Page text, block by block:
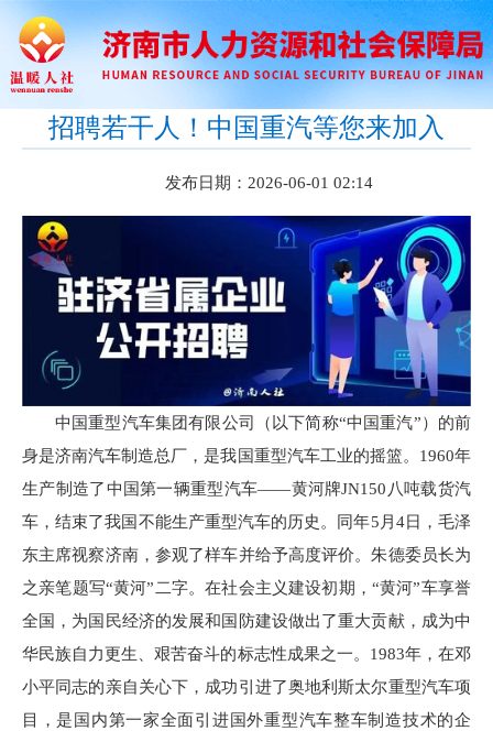
招聘若干人！中国重汽等您来加入
发布日期：2026-06-01 02:14
中国重型汽车集团有限公司（以下简称“中国重汽”）的前
身是济南汽车制造总厂，是我国重型汽车工业的摇篮。1960年
生产制造了中国第一辆重型汽车——黄河牌JN150八吨载货汽
车，结束了我国不能生产重型汽车的历史。同年5月4日，毛泽
东主席视察济南，参观了样车并给予高度评价。朱德委员长为
之亲笔题写“黄河”二字。在社会主义建设初期，“黄河”车享誉
全国，为国民经济的发展和国防建设做出了重大贡献，成为中
华民族自力更生、艰苦奋斗的标志性成果之一。1983年，在邓
小平同志的亲自关心下，成功引进了奥地利斯太尔重型汽车项
目，是国内第一家全面引进国外重型汽车整车制造技术的企